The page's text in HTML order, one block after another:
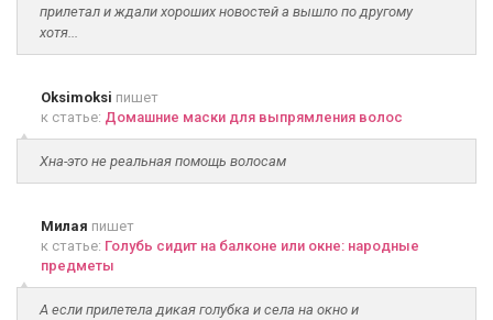
прилетал и ждали хороших новостей а вышло по другому
хотя...
Oksimoksi пишет
к статье: Домашние маски для выпрямления волос
Хна-это не реальная помощь волосам
Милая пишет
к статье: Голубь сидит на балконе или окне: народные
предметы
А если прилетела дикая голубка и села на окно и